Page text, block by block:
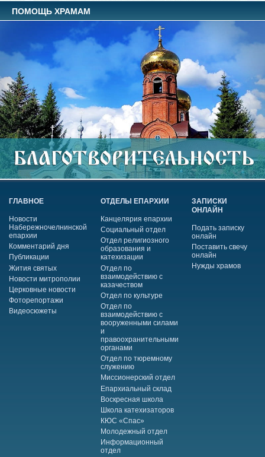
ПОМОЩЬ ХРАМАМ
ГЛАВНОЕ
Новости
Набережночелнинской
епархии
Комментарий дня
Публикации
Жития святых
Новости митрополии
Церковные новости
Фоторепортажи
Видеосюжеты
ОТДЕЛЫ ЕПАРХИИ
Канцелярия епархии
Социальный отдел
Отдел религиозного
образования и
катехизации
Отдел по
взаимодействию с
казачеством
Отдел по культуре
Отдел по
взаимодействию с
вооруженными силами
и
правоохранительными
органами
Отдел по тюремному
служению
Миссионерский отдел
Епархиальный склад
Воскресная школа
Школа катехизаторов
КЮС «Спас»
Молодежный отдел
Информационный
отдел
ЗАПИСКИ
ОНЛАЙН
Подать записку
онлайн
Поставить свечу
онлайн
Нужды храмов